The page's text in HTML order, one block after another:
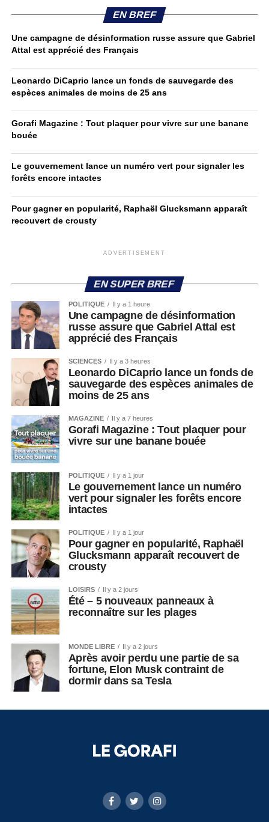
EN BREF
Une campagne de désinformation russe assure que Gabriel
Attal est apprécié des Français
Leonardo DiCaprio lance un fonds de sauvegarde des
espèces animales de moins de 25 ans
Gorafi Magazine : Tout plaquer pour vivre sur une banane
bouée
Le gouvernement lance un numéro vert pour signaler les
forêts encore intactes
Pour gagner en popularité, Raphaël Glucksmann apparaît
recouvert de crousty
ADVERTISEMENT
EN SUPER BREF
POLITIQUE Il y a 1 heure
Une campagne de désinformation
russe assure que Gabriel Attal est
apprécié des Français
SCIENCES Il y a 3 heures
Leonardo DiCaprio lance un fonds de
sauvegarde des espèces animales de
moins de 25 ans
MAGAZINE Il y a 7 heures
Gorafi Magazine : Tout plaquer pour
vivre sur une banane bouée
POLITIQUE Il y a 1 jour
Le gouvernement lance un numéro
vert pour signaler les forêts encore
intactes
POLITIQUE Il y a 1 jour
Pour gagner en popularité, Raphaël
Glucksmann apparaît recouvert de
crousty
LOISIRS Il y a 2 jours
Été – 5 nouveaux panneaux à
reconnaître sur les plages
MONDE LIBRE Il y a 2 jours
Après avoir perdu une partie de sa
fortune, Elon Musk contraint de
dormir dans sa Tesla